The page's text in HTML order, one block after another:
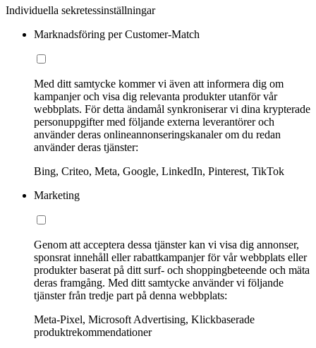
Individuella sekretessinställningar
Marknadsföring per Customer-Match
Med ditt samtycke kommer vi även att informera dig om
kampanjer och visa dig relevanta produkter utanför vår
webbplats. För detta ändamål synkroniserar vi dina krypterade
personuppgifter med följande externa leverantörer och
använder deras onlineannonseringskanaler om du redan
använder deras tjänster:
Bing, Criteo, Meta, Google, LinkedIn, Pinterest, TikTok
Marketing
Genom att acceptera dessa tjänster kan vi visa dig annonser,
sponsrat innehåll eller rabattkampanjer för vår webbplats eller
produkter baserat på ditt surf- och shoppingbeteende och mäta
deras framgång. Med ditt samtycke använder vi följande
tjänster från tredje part på denna webbplats:
Meta-Pixel, Microsoft Advertising, Klickbaserade
produktrekommendationer